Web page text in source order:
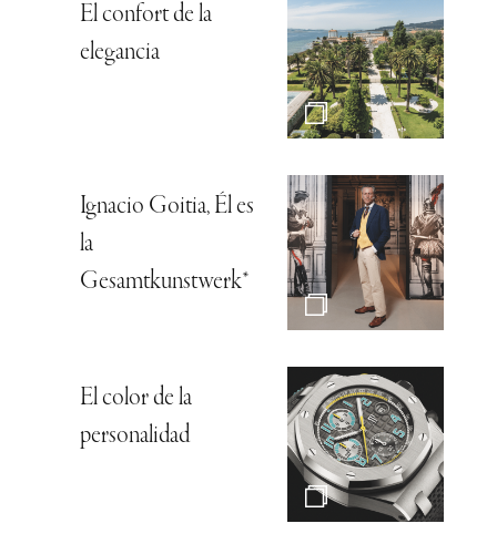
El confort de la
elegancia
Ignacio Goitia, Él es
la
Gesamtkunstwerk*
El color de la
personalidad